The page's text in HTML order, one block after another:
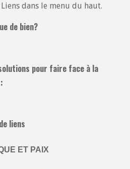
dans le menu du haut.
de bien?
pour faire face à la
liens
ET PAIX